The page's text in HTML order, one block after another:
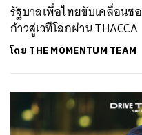
รัฐบาลเพื่อไทยขับเคลื่อน
ก้าวสู่เวทีโลกผ่าน THACCA
โดย THE MOMENTUM TEAM